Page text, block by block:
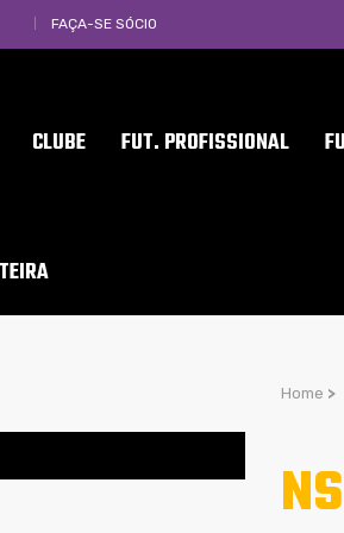
FAÇA-SE SÓCIO
CLUBE FUT. PROFISSIONAL
Home >